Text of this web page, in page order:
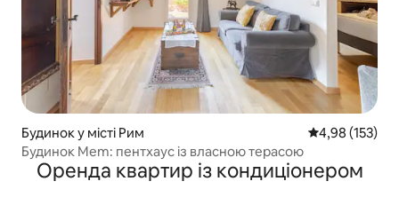
Будинок у місті Рим Середня
4,98 (153)
Будинок Mem: пентхаус із власною терасою
Оренда квартир із кондиціонером